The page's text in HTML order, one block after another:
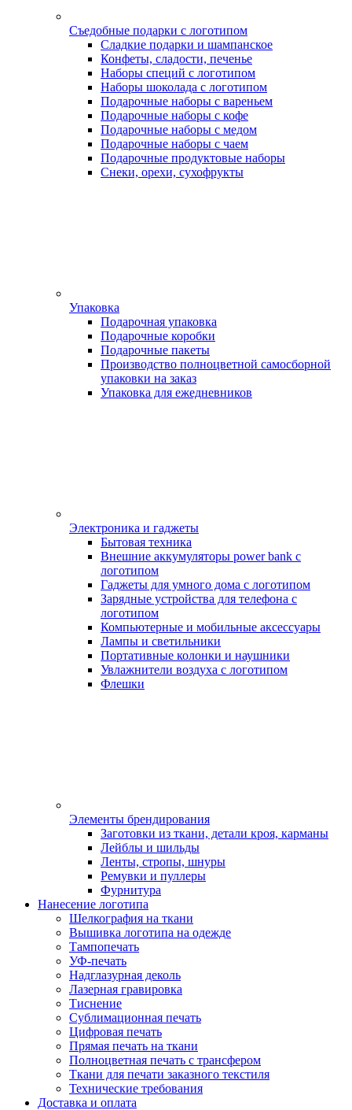
Съедобные подарки с логотипом
Сладкие подарки и шампанское
Конфеты, сладости, печенье
Наборы специй с логотипом
Наборы шоколада с логотипом
Подарочные наборы с вареньем
Подарочные наборы с кофе
Подарочные наборы с медом
Подарочные наборы с чаем
Подарочные продуктовые наборы
Снеки, орехи, сухофрукты
Упаковка
Подарочная упаковка
Подарочные коробки
Подарочные пакеты
Производство полноцветной самосборной
упаковки на заказ
Упаковка для ежедневников
Электроника и гаджеты
Бытовая техника
Внешние аккумуляторы power bank с
логотипом
Гаджеты для умного дома с логотипом
Зарядные устройства для телефона с
логотипом
Компьютерные и мобильные аксессуары
Лампы и светильники
Портативные колонки и наушники
Увлажнители воздуха с логотипом
Флешки
Элементы брендирования
Заготовки из ткани, детали кроя, карманы
Лейблы и шильды
Ленты, стропы, шнуры
Ремувки и пуллеры
Фурнитура
Нанесение логотипа
Шелкография на ткани
Вышивка логотипа на одежде
Тампопечать
УФ-печать
Надглазурная деколь
Лазерная гравировка
Тиснение
Сублимационная печать
Цифровая печать
Прямая печать на ткани
Полноцветная печать с трансфером
Ткани для печати заказного текстиля
Технические требования
Доставка и оплата